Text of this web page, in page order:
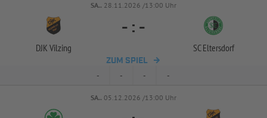
SA.. 28.11.2026 /13:00 Uhr
DJK Vilzing
- : -
SC Eltersdorf
ZUM SPIEL
- - - -
SA.. 05.12.2026 /13:00 Uhr